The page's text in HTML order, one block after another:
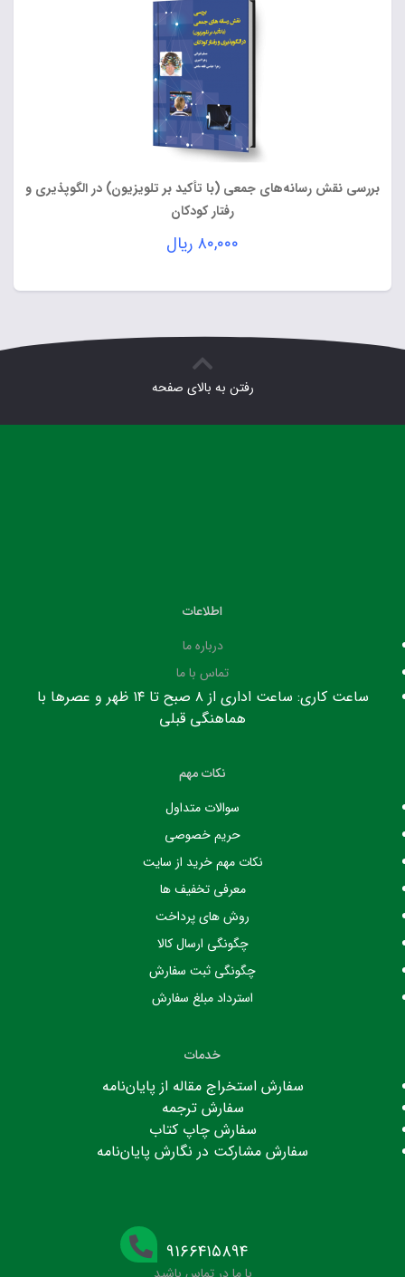
بررسی نقش رسانه‌های جمعی (با تأکید بر تلویزیون) در الگوپذیری و
رفتار کودکان
۸۰,۰۰۰ ریال
رفتن به بالای صفحه
اطلاعات
درباره ما
تماس با ما
ساعت کاری: ساعت اداری از ۸ صبح تا ۱۴ ظهر و عصرها با
هماهنگی قبلی
نکات مهم
سوالات متداول
حریم خصوصی
نکات مهم خرید از سایت
معرفی تخفیف ها
روش های پرداخت
چگونگی ارسال کالا
چگونگی ثبت سفارش
استرداد مبلغ سفارش
خدمات
سفارش استخراج مقاله از پایان‌نامه
سفارش ترجمه
سفارش چاپ کتاب
سفارش مشارکت در نگارش پایان‌نامه
۹۱۶۶۴۱۵۸۹۴